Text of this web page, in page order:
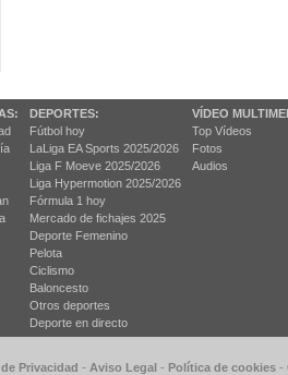
DEPORTES:
Fútbol hoy
LaLiga EA Sports 2025/2026
Liga F Moeve 2025/2026
Liga Hypermotion 2025/2026
Fórmula 1 hoy
Mercado de fichajes 2025
Deporte Femenino
Pelota
Ciclismo
Baloncesto
Otros deportes
Deporte en directo
VÍDEO
Top Vídeos
Fotos
Audios
Privacidad - Aviso Legal - Política de cookies -